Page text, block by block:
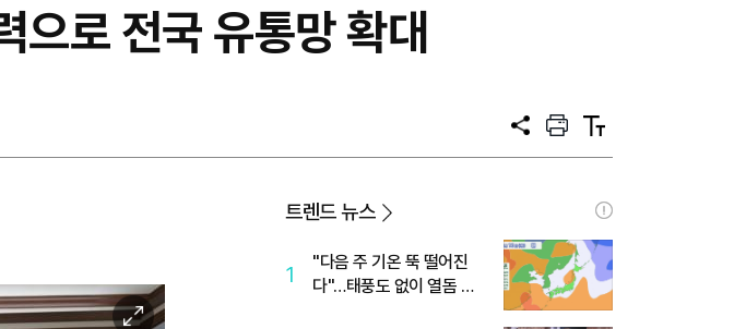
으로 전국 유통망 확대
공
프
트
텍
트
이
트렌드 뉴스
1
"다음 주 기온 뚝 떨어진
다"…태풍도 없이 열돔 박